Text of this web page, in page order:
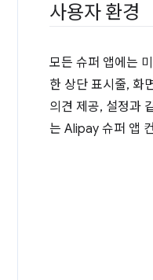
사용자 환경
모든 슈퍼 앱에는
한 상단 표시줄, 화
의견 제공, 설정과
는 Alipay 슈퍼 앱